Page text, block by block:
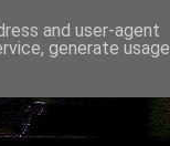
and user-agent
generate usage